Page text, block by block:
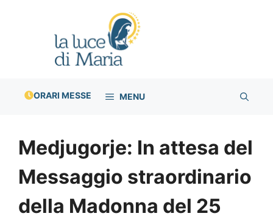
ORARI MESSE MENU
Medjugorje: In attesa del
Messaggio straordinario
della Madonna del 25